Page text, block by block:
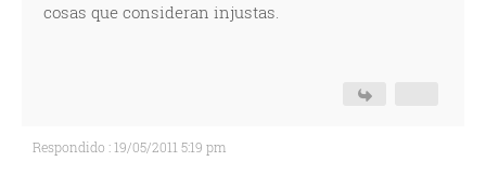
cosas que consideran injustas.
Respondido : 19/05/2011 5:19 pm